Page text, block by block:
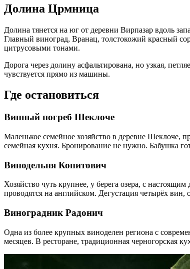
Долина Црмница
Долина тянется на юг от деревни Вирпазар вдоль
Главный виноград, Вранац, толстокожий красный
цитрусовыми тонами.
Дорога через долину асфальтирована, но узкая,
чувствуется прямо из машины.
Где остановиться
Винный погреб Шеклоче
Маленькое семейное хозяйство в деревне Шеклоче,
семейная кухня. Бронирование не нужно. Бабушка
Винодельня Копитович
Хозяйство чуть крупнее, у берега озера, с
проводятся на английском. Дегустация четырёх вин,
Виноградник Радонич
Одна из более крупных виноделен региона с
месяцев. В ресторане, традиционная черногорская